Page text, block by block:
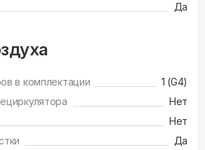
Да
в комплектации
1 (G4)
Нет
Нет
Да